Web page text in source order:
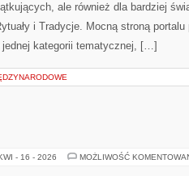
ale również dla bardziej
i Tradycje. Mocną stroną
kategorii tematycznej, […]
- 16 - 2026 MOŻLIWOŚĆ